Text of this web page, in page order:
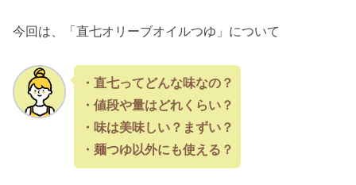
今回は、「直七オリーブオイルつゆ」について
・直七ってどんな味なの？
・値段や量はどれくらい？
・味は美味しい？まずい？
・麺つゆ以外にも使える？